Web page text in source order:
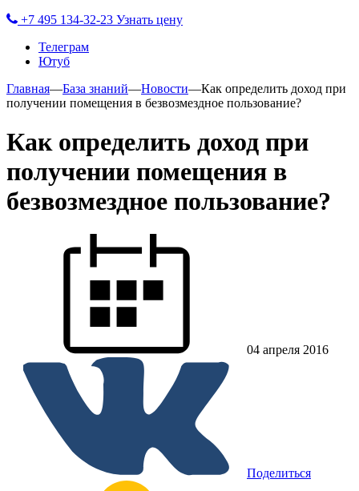
+7 495 134-32-23 Узнать цену
Телеграм
Ютуб
Главная—База знаний—Новости—Как определить доход при
получении помещения в безвозмездное пользование?
Как определить доход при
получении помещения в
безвозмездное пользование?
04 апреля 2016
Поделиться